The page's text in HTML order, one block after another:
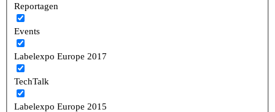
Reportagen
Events
Labelexpo Europe 2017
TechTalk
Labelexpo Europe 2015